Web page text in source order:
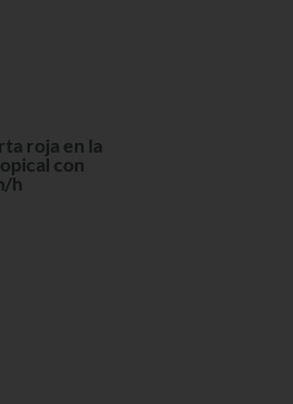
roja en la
con
h